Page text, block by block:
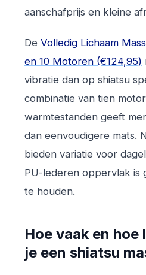
aanschafprijs en kleine
De Volledig Lichaam
en 10 Motoren (€124,95)
vibratie dan op shiatsu
combinatie van tien
warmtestanden geeft
dan eenvoudigere mats.
bieden variatie voor
PU-lederen oppervlak is
te houden.
Hoe vaak en hoe
je een shiatsu